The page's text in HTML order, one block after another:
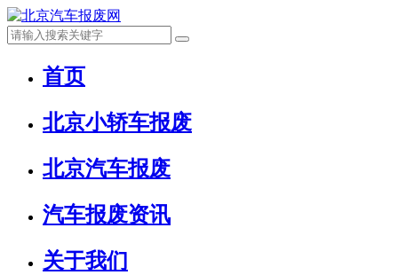
首页
北京小轿车报废
北京汽车报废
汽车报废资讯
关于我们